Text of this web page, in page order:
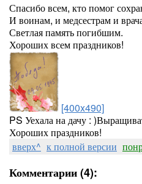
Спасибо всем, кто помог
И воинам, и медсестрам и
Светлая память погибшим.
Хороших всем праздников!
[400x490]
PS Уехала на дачу :
Хороших праздников!
вверх^ к полной версии
Комментарии (4):